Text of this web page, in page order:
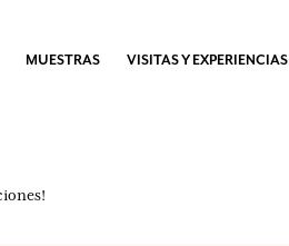
MUESTRAS VISITAS Y EXPERIENCIAS